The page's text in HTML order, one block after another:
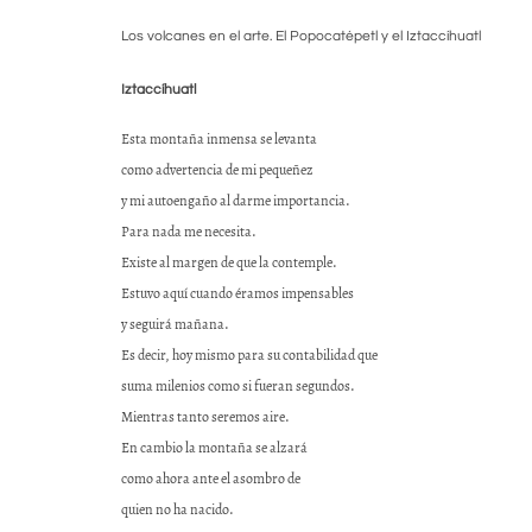
Los volcanes en el arte. El Popocatépetl y el Iztaccíhuatl
Iztaccíhuatl
Esta montaña inmensa se levanta
como advertencia de mi pequeñez
y mi autoengaño al darme importancia.
Para nada me necesita.
Existe al margen de que la contemple.
Estuvo aquí cuando éramos impensables
y seguirá mañana.
Es decir, hoy mismo para su contabilidad que
suma milenios como si fueran segundos.
Mientras tanto seremos aire.
En cambio la montaña se alzará
como ahora ante el asombro de
quien no ha nacido.